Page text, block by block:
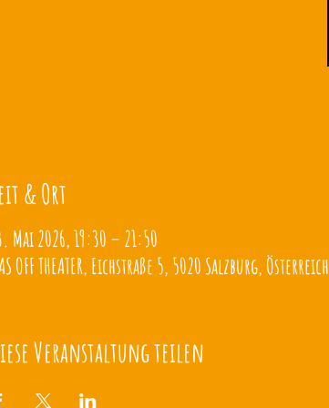
& Ort
Mai 2026, 19:30 – 21:50
OFF THEATER, Eichstraße 5, 5020 Salzburg, Österreich
Veranstaltung teilen